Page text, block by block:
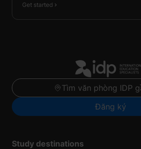
Get started
Tìm văn phòng IDP
Đăng ký
Study destinations